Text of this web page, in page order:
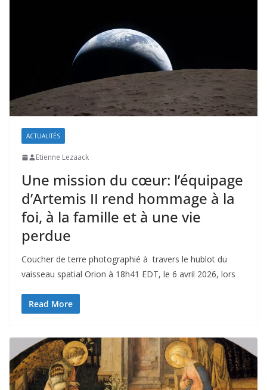
ACTUALITÉS
Etienne Lezaack
Une mission du cœur: l’équipage
d’Artemis II rend hommage à la
foi, à la famille et à une vie
perdue
Coucher de terre photographié à travers le hublot du
vaisseau spatial Orion à 18h41 EDT, le 6 avril 2026, lors
Read More